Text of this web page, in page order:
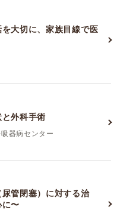
大切に、家族目線で医
外科手術
器病センター
管閉塞）に対する治
〜